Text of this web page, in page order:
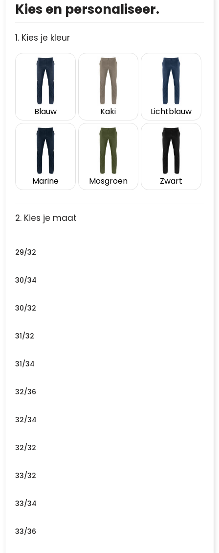
Kies en personaliseer.
1. Kies je kleur
Blauw Kaki Lichtblauw
Marine Mosgroen Zwart
2. Kies je maat
29/32
30/34
30/32
31/32
31/34
32/36
32/34
32/32
33/32
33/34
33/36